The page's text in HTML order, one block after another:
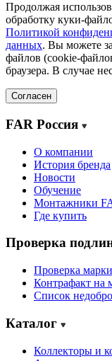
Продолжая
обработку куки-
Политикой
данных. Вы можете
файлов (cookie-
браузера. В случае
Согласен
FAR Россия
О компании
История бренда
Новости
Обучение
Монтажники
Где купить
Проверка
Проверка
Контрафакт на
Cписок
Каталог
Коллекторы и